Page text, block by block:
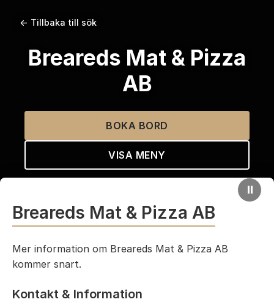
← Tillbaka till sök
Breareds Mat & Pizza
AB
BOKA BORD
VISA MENY
⏸
Breareds Mat & Pizza AB
Mer information om Breareds Mat & Pizza AB
kommer snart.
Kontakt & Information